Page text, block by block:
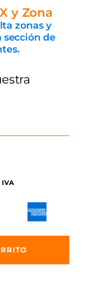
y Zona
zonas y
sección de
IVA